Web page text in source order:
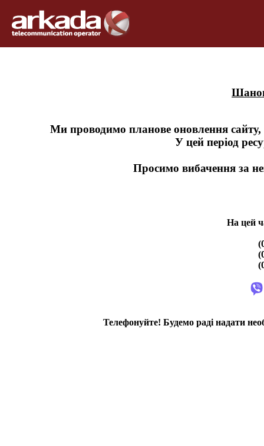
Ми проводимо планове оновлення
У цей період
Просимо вибачення за
На цей
Телефонуйте! Будемо раді надати